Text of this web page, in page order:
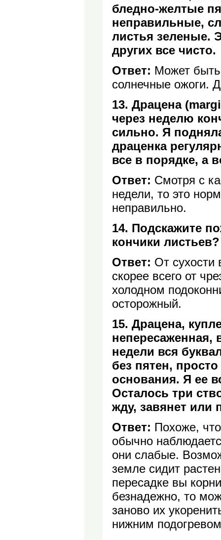
бледно-желтые
неправильные,
листья зеленые.
других все чисто.
Ответ: Может
солнечные ожоги.
13. Драцена
через неделю
сильно. Я
драценка
все в порядке, а
Ответ: Смотря с
недели, то это
неправильно.
14. Подскажите
кончики
Ответ: От сухости
скорее всего от
холодном
осторожный.
15. Драцена,
непересаженная,
недели вся
без пятен,
основания. Я ее
Осталось три
жду, завянет или
Ответ: Похоже,
обычно
они слабые.
земле сидит
пересадке вы
безнадежно, то
заново их
нижним